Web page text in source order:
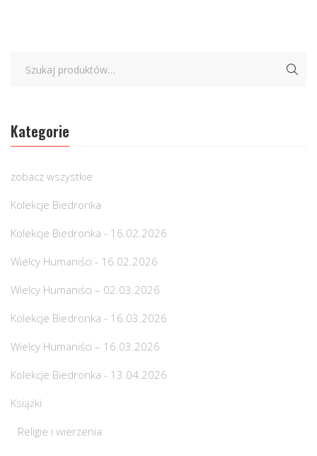
Kategorie
zobacz wszystkie
Kolekcje Biedronka
Kolekcje Biedronka - 16.02.2026
Wielcy Humaniści - 16.02.2026
Wielcy Humaniści – 02.03.2026
Kolekcje Biedronka - 16.03.2026
Wielcy Humaniści – 16.03.2026
Kolekcje Biedronka - 13.04.2026
Książki
Religie i wierzenia